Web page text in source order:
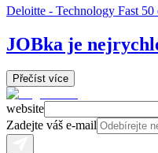
Deloitte - Technology Fast 50
JOBka je
Přečíst více
website
Zadejte váš e-mail